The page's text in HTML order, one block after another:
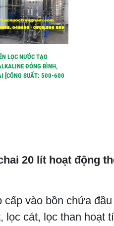
LỌC NƯỚC TẠO
ĐÓNG BÌNH,
[CÔNG SUẤT: 500-600
20 lít hoạt động
vào bồn chứa
cát, lọc than hoạt